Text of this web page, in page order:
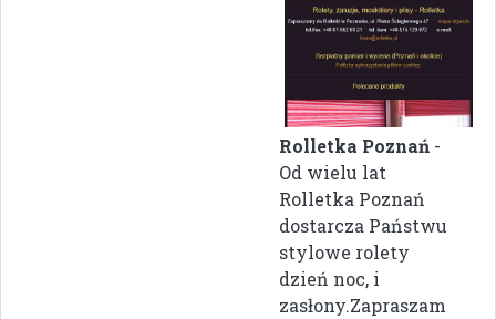
Rolletka Poznań -
Od wielu lat
Rolletka Poznań
dostarcza Państwu
stylowe rolety
dzień noc, i
zasłony.Zapraszam